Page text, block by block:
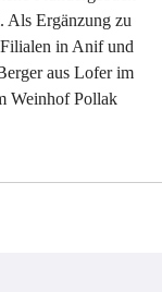
Als Ergänzung zu
in Anif und
aus Lofer im
Weinhof Pollak